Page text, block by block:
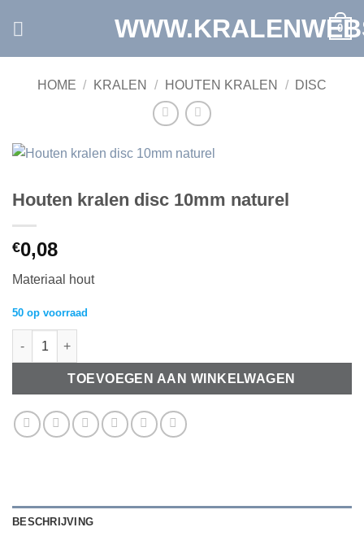
0
HOME / KRALEN / HOUTEN KRALEN / DISC
Houten kralen disc 10mm naturel
€0,08
Materiaal hout
50 op voorraad
Houten kralen disc 10mm naturel aantal
TOEVOEGEN AAN WINKELWAGEN
BESCHRIJVING